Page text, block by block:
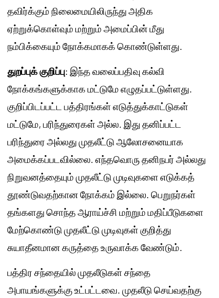
தவிர்க்கும் நிலைமையிலிருந்து அதிக
ஏற்றுக்கொள்வும் மற்றும் அமைப்பின் மீது
நம்பிக்கையும் நோக்கமாகக் கொண்டுள்ளது.
துறப்புக் குறிப்பு: இந்த வலைப்பதிவு கல்வி
நோக்கங்களுக்காக மட்டுமே எழுதப்பட்டுள்ளது.
குறிப்பிடப்பட்ட பத்திரங்கள் எடுத்துக்காட்டுகள்
மட்டுமே, பரிந்துரைகள் அல்ல. இது தனிப்பட்ட
பரிந்துரை அல்லது முதலீட்டு ஆலோசனையாக
அமைக்கப்படவில்லை. எந்தவொரு தனிநபர் அல்லது
நிறுவனத்தையும் முதலீட்டு முடிவுகளை எடுக்கத்
தூண்டுவதற்கான நோக்கம் இல்லை. பெறுநர்கள்
தங்களது சொந்த ஆராய்ச்சி மற்றும் மதிப்பீடுகளை
மேற்கொண்டு முதலீட்டு முடிவுகள் குறித்து
சுயாதீனமான கருத்தை உருவாக்க வேண்டும்.
பத்திர சந்தையில் முதலீடுகள் சந்தை
அபாயங்களுக்கு உட்பட்டவை. முதலீடு செய்வதற்கு